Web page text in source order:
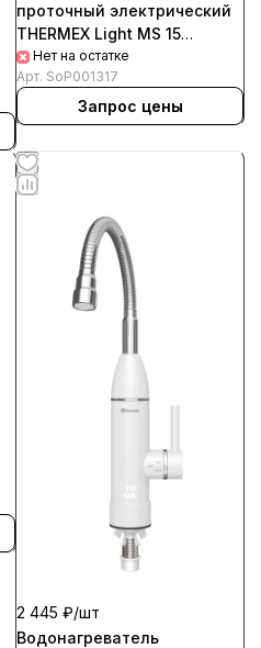
проточный электрический
THERMEX Light MS 15
(комби)
Нет на остатке
Арт. SoP001317
Запрос цены
2 445 ₽/шт
Водонагреватель